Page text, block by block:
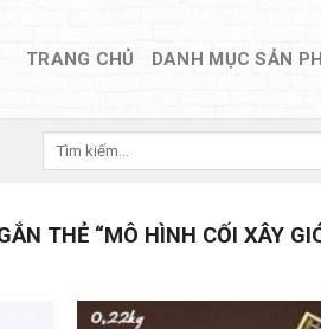
TRANG CHỦ DANH MỤC SẢN
Tìm
THẺ “MÔ HÌNH CỐI XÂY